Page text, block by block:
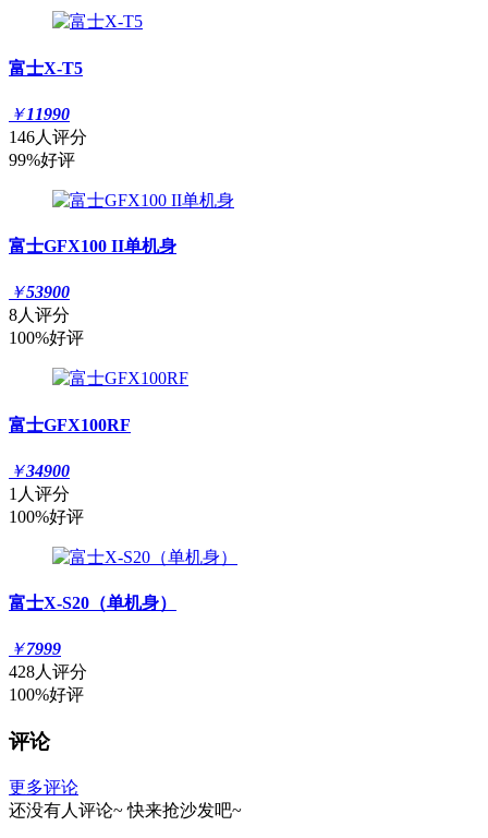
富士X-T5
￥11990
146人评分
99%好评
富士GFX100 II单机身
￥53900
8人评分
100%好评
富士GFX100RF
￥34900
1人评分
100%好评
富士X-S20（单机身）
￥7999
428人评分
100%好评
评论
更多评论
还没有人评论~ 快来抢沙发吧~